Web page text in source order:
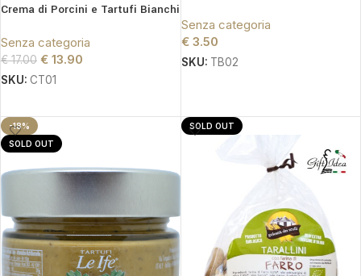
Crema di Porcini e Tartufi Bianchi
Senza categoria
€17.00 € 13.90
SKU: CT01
Senza categoria
€3.50
SKU: TB02
-18%
SOLD OUT
SOLD OUT